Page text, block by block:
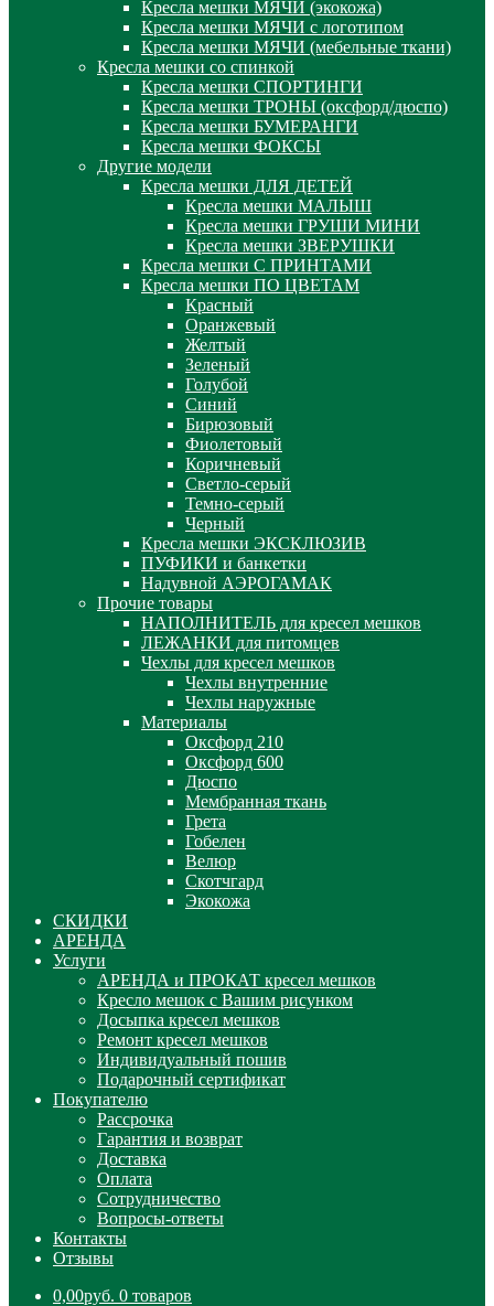
Кресла мешки МЯЧИ (экокожа)
Кресла мешки МЯЧИ с логотипом
Кресла мешки МЯЧИ (мебельные ткани)
Кресла мешки со спинкой
Кресла мешки СПОРТИНГИ
Кресла мешки ТРОНЫ (оксфорд/дюспо)
Кресла мешки БУМЕРАНГИ
Кресла мешки ФОКСЫ
Другие модели
Кресла мешки ДЛЯ ДЕТЕЙ
Кресла мешки МАЛЫШ
Кресла мешки ГРУШИ МИНИ
Кресла мешки ЗВЕРУШКИ
Кресла мешки С ПРИНТАМИ
Кресла мешки ПО ЦВЕТАМ
Красный
Оранжевый
Желтый
Зеленый
Голубой
Синий
Бирюзовый
Фиолетовый
Коричневый
Светло-серый
Темно-серый
Черный
Кресла мешки ЭКСКЛЮЗИВ
ПУФИКИ и банкетки
Надувной АЭРОГАМАК
Прочие товары
НАПОЛНИТЕЛЬ для кресел мешков
ЛЕЖАНКИ для питомцев
Чехлы для кресел мешков
Чехлы внутренние
Чехлы наружные
Материалы
Оксфорд 210
Оксфорд 600
Дюспо
Мембранная ткань
Грета
Гобелен
Велюр
Скотчгард
Экокожа
СКИДКИ
АРЕНДА
Услуги
АРЕНДА и ПРОКАТ кресел мешков
Кресло мешок с Вашим рисунком
Досыпка кресел мешков
Ремонт кресел мешков
Индивидуальный пошив
Подарочный сертификат
Покупателю
Рассрочка
Гарантия и возврат
Доставка
Оплата
Сотрудничество
Вопросы-ответы
Контакты
Отзывы
0,00руб. 0 товаров